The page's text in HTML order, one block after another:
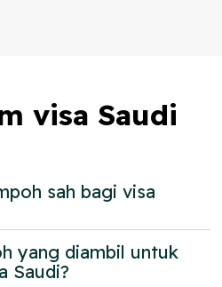
visa Saudi
sah bagi visa
yang diambil untuk
Saudi?